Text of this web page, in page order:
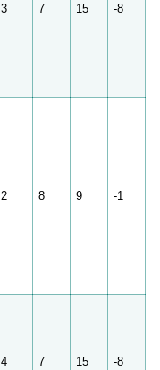
3 7 15 -8
2 8 9 -1
4 7 15 -8